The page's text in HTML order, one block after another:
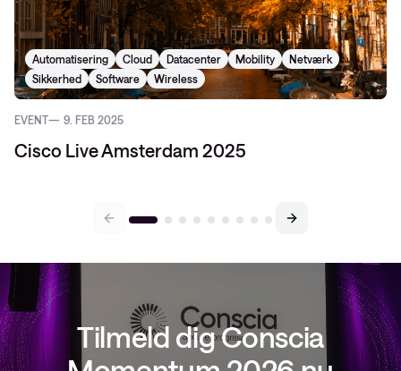
Automatisering Cloud Datacenter Mobility
Netværk
Sikkerhed
Software Wireless
EVENT 9. FEB 2025
Cisco Live Amsterdam 2025
Tilmeld dig Conscia